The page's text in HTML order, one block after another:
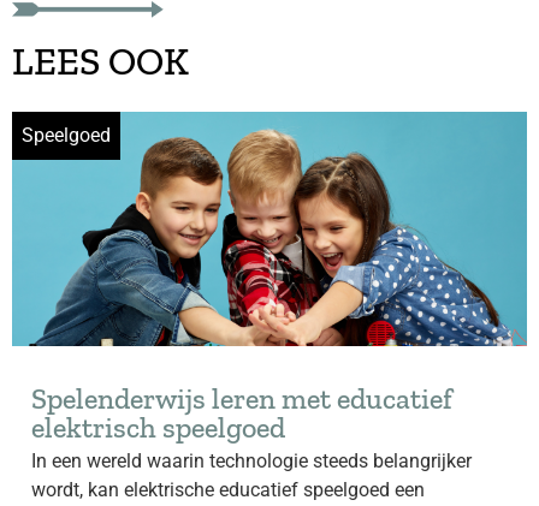
LEES OOK
Speelgoed
Spelenderwijs leren met educatief
elektrisch speelgoed
In een wereld waarin technologie steeds belangrijker
wordt, kan elektrische educatief speelgoed een